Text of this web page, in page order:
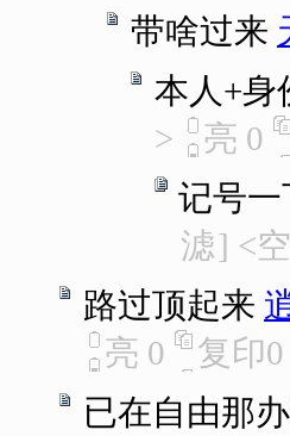
带啥过来
本人+身
>
亮 0
记号一
滤] <
路过顶起来
亮 0 复印0
已在自由那